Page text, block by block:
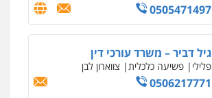
0505471497
גיל דביר – משרד עורכי דין
פלילי פשיעה כלכלית צווארון לבן
0506217771